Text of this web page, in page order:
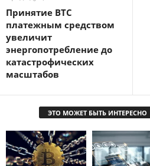
Принятие BTC
платежным средством
увеличит
энергопотребление до
катастрофических
масштабов
ЭТО МОЖЕТ БЫТЬ ИНТЕРЕСНО